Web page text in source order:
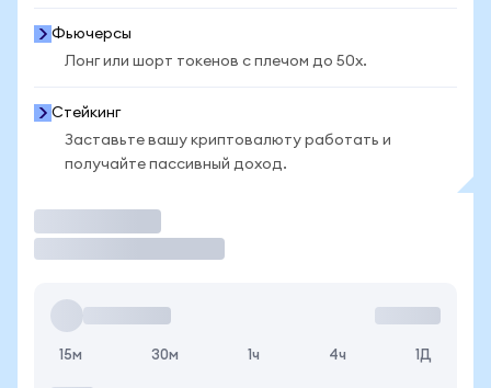
Фьючерсы
Лонг или шорт токенов с плечом до 50x.
Стейкинг
Заставьте вашу криптовалюту работать и
получайте пассивный доход.
15м 30м 1ч 4ч 1Д